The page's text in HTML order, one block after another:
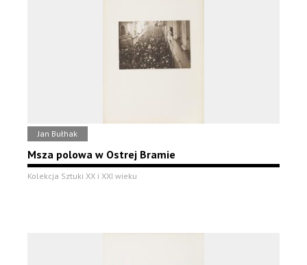
Jan Bułhak
Msza polowa w Ostrej Bramie
Kolekcja Sztuki XX i XXI wieku